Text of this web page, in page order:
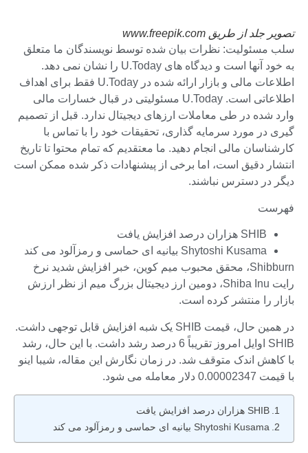
تصویر جلد از طریق www.freepik.com
سلب مسئولیت: نظرات بیان شده توسط نویسندگان ما متعلق
به خود آنها است و دیدگاه های U.Today را نشان نمی دهد.
اطلاعات مالی و بازار ارائه شده در U.Today فقط برای اهداف
اطلاعاتی است. U.Today مسئولیتی در قبال خسارات مالی
وارد شده در طی معاملات ارزهای دیجیتال ندارد. قبل از تصمیم
گیری در مورد سرمایه گذاری، تحقیقات خود را با تماس با
کارشناسان مالی انجام دهید. ما معتقدیم که تمام محتوا تا تاریخ
انتشار دقیق است، اما برخی از پیشنهادات ذکر شده ممکن است
دیگر در دسترس نباشند.
فهرست
SHIB هزاران درصد افزایش یافت
Shytoshi Kusama بیانیه ای حماسی و رمزآلود می کند
Shibburn، محقق محبوب میم کوین، خبر افزایش شدید نرخ
رایت Shiba Inu، دومین ارز دیجیتال بزرگ میم از نظر ارزش
بازار را منتشر کرده است.
در همین حال، قیمت SHIB یک شبه افزایش قابل توجهی داشت.
SHIB اوایل امروز تقریباً 6 درصد رشد داشت. با این حال، رشد
با کاهش اندک متوقف شد. در زمان نگارش این مقاله، شیبا اینو
با قیمت 0.00002347 دلار معامله می شود.
SHIB هزاران درصد افزایش یافت
Shytoshi Kusama بیانیه ای حماسی و رمزآلود می کند